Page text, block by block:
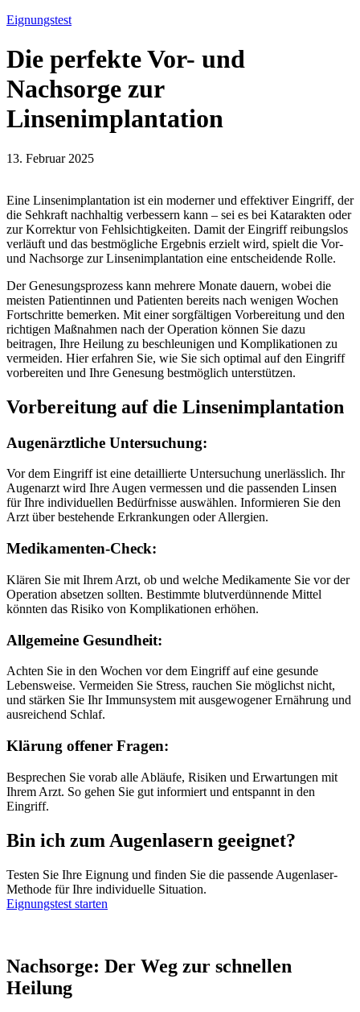
Eignungstest
Die perfekte Vor- und
Nachsorge zur
Linsenimplantation
13. Februar 2025
Eine Linsenimplantation ist ein moderner und effektiver Eingriff, der
die Sehkraft nachhaltig verbessern kann – sei es bei Katarakten oder
zur Korrektur von Fehlsichtigkeiten. Damit der Eingriff reibungslos
verläuft und das bestmögliche Ergebnis erzielt wird, spielt die Vor-
und Nachsorge zur Linsenimplantation eine entscheidende Rolle.
Der Genesungsprozess kann mehrere Monate dauern, wobei die
meisten Patientinnen und Patienten bereits nach wenigen Wochen
Fortschritte bemerken. Mit einer sorgfältigen Vorbereitung und den
richtigen Maßnahmen nach der Operation können Sie dazu
beitragen, Ihre Heilung zu beschleunigen und Komplikationen zu
vermeiden. Hier erfahren Sie, wie Sie sich optimal auf den Eingriff
vorbereiten und Ihre Genesung bestmöglich unterstützen.
Vorbereitung auf die Linsenimplantation
Augenärztliche Untersuchung:
Vor dem Eingriff ist eine detaillierte Untersuchung unerlässlich. Ihr
Augenarzt wird Ihre Augen vermessen und die passenden Linsen
für Ihre individuellen Bedürfnisse auswählen. Informieren Sie den
Arzt über bestehende Erkrankungen oder Allergien.
Medikamenten-Check:
Klären Sie mit Ihrem Arzt, ob und welche Medikamente Sie vor der
Operation absetzen sollten. Bestimmte blutverdünnende Mittel
könnten das Risiko von Komplikationen erhöhen.
Allgemeine Gesundheit:
Achten Sie in den Wochen vor dem Eingriff auf eine gesunde
Lebensweise. Vermeiden Sie Stress, rauchen Sie möglichst nicht,
und stärken Sie Ihr Immunsystem mit ausgewogener Ernährung und
ausreichend Schlaf.
Klärung offener Fragen:
Besprechen Sie vorab alle Abläufe, Risiken und Erwartungen mit
Ihrem Arzt. So gehen Sie gut informiert und entspannt in den
Eingriff.
Bin ich zum Augenlasern geeignet?
Testen Sie Ihre Eignung und finden Sie die passende Augenlaser-
Methode für Ihre individuelle Situation.
Eignungstest starten
Nachsorge: Der Weg zur schnellen
Heilung